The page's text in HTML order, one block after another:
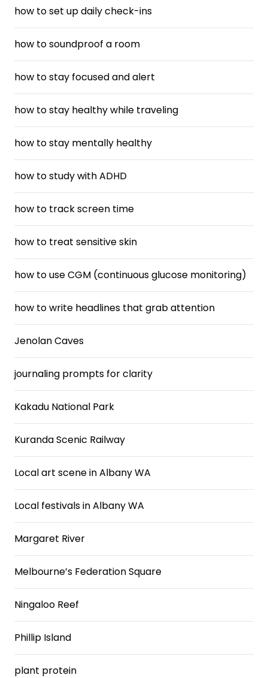
how to set up daily check-ins
how to soundproof a room
how to stay focused and alert
how to stay healthy while traveling
how to stay mentally healthy
how to study with ADHD
how to track screen time
how to treat sensitive skin
how to use CGM (continuous glucose monitoring)
how to write headlines that grab attention
Jenolan Caves
journaling prompts for clarity
Kakadu National Park
Kuranda Scenic Railway
Local art scene in Albany WA
Local festivals in Albany WA
Margaret River
Melbourne’s Federation Square
Ningaloo Reef
Phillip Island
plant protein